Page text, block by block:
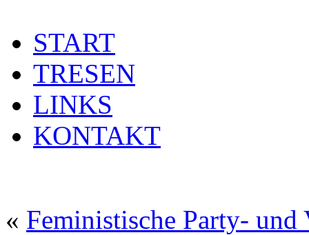
START
TRESEN
LINKS
KONTAKT
« Feministische Party- und